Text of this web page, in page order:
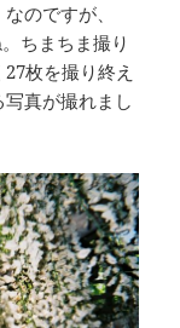
のですが、
ちまちま撮り
枚を撮り終え
真が撮れまし